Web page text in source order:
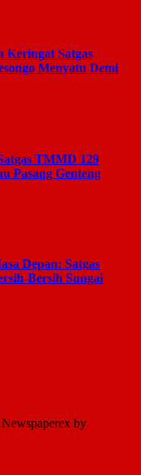
Keringat Satgas
Menyatu Demi
TMMD 129
Pasang Genteng
Depan: Satgas
Bersih Sungai
by